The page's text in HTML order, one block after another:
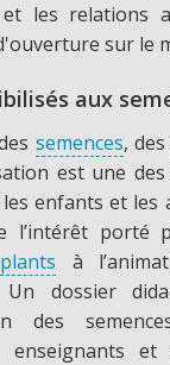
les relations
sur le
aux
semences,
est une des
enfants et les
l’intérêt porté
plants à
Un dossier
des
enseignants et